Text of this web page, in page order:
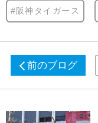
#阪神タイガース
前のブログ